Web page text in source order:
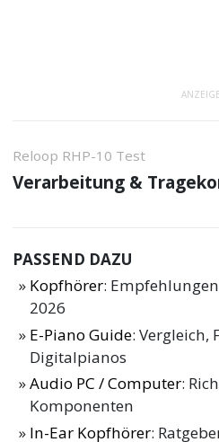
ANZEIGE
Reloop RHP-10 Test
Verarbeitung &
PASSEND DAZU
Kopfhörer:
2026
E-Piano Guide: Vergleich,
Digitalpianos
Audio PC / Computer:
Komponenten
In-Ear Kopfhörer: